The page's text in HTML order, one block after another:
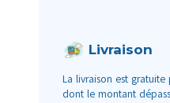
Livraison
La livraison est
dont le montant